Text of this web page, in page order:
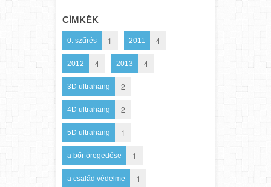
CÍMKÉK
0. szűrés 1 2011 4
2012 4 2013 4
3D ultrahang 2
4D ultrahang 2
5D ultrahang 1
a bőr öregedése 1
a család védelme 1